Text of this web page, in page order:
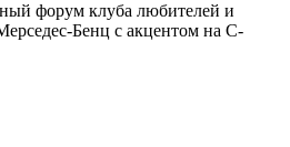
форум клуба любителей и
Бенц с акцентом на C-